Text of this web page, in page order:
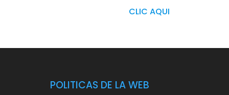
CLIC AQUI
POLITICAS DE LA WEB